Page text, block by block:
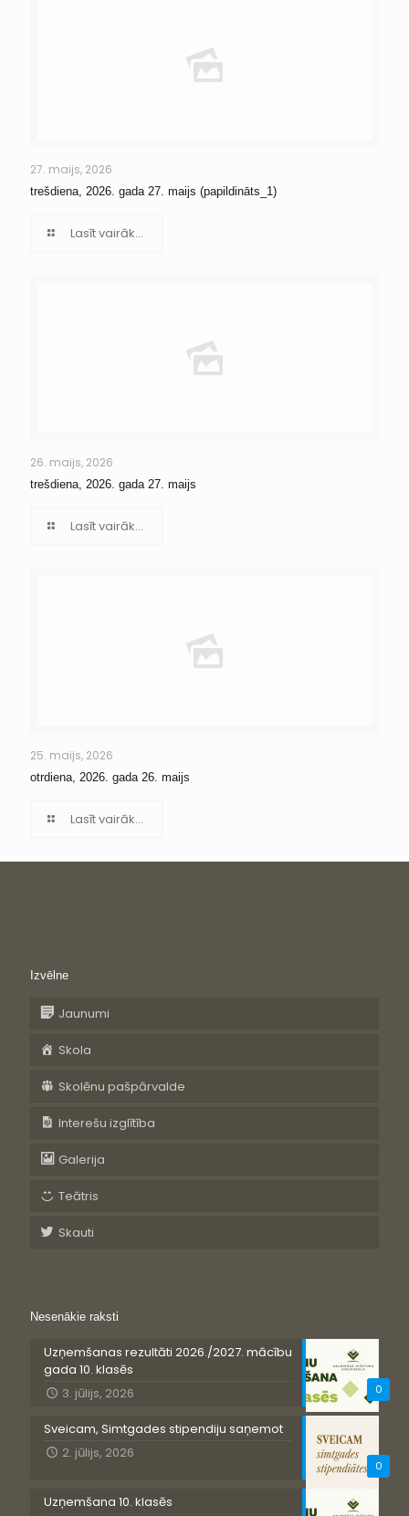
27. maijs, 2026
trešdiena, 2026. gada 27. maijs (papildināts_1)
Lasīt vairāk...
26. maijs, 2026
trešdiena, 2026. gada 27. maijs
Lasīt vairāk...
25. maijs, 2026
otrdiena, 2026. gada 26. maijs
Lasīt vairāk...
Izvēlne
Jaunumi
Skola
Skolēnu pašpārvalde
Interešu izglītība
Galerija
Teātris
Skauti
Nesenākie raksti
0
Uzņemšanas rezultāti 2026./2027. mācību
gada 10. klasēs
3. jūlijs, 2026
0
Sveicam, Simtgades stipendiju saņemot
2. jūlijs, 2026
Uzņemšana 10. klasēs